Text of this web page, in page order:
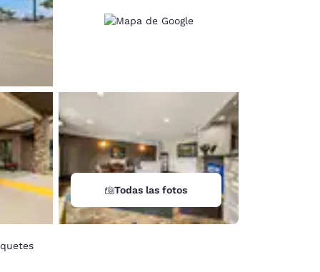
Todas las fotos